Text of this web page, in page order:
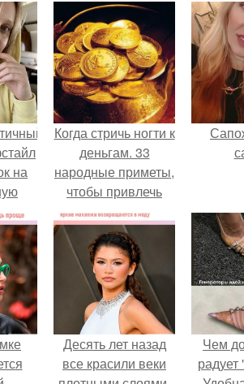
на
Когда стричь ногти к
деньгам. 33
народные приметы,
чтобы привлечь
деньги в дом.
Десять лет назад
все красили веки
Чем
радует